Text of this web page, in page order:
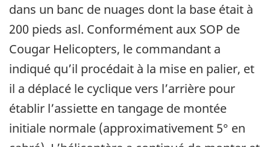
dans un banc de nuages dont la base était à
200 pieds asl. Conformément aux SOP de
Cougar Helicopters, le commandant a
indiqué qu’il procédait à la mise en palier, et
il a déplacé le cyclique vers l’arrière pour
établir l’assiette en tangage de montée
initiale normale (approximativement 5° en